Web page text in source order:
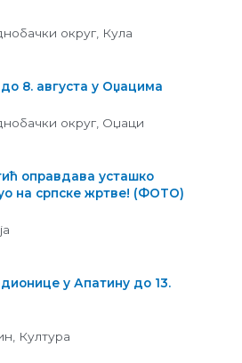
округ, Кула
8. августа у Оџацима
округ, Оџаци
оправдава усташко
на српске жртве! (ФОТО)
у Апатину до 13.
, Култура